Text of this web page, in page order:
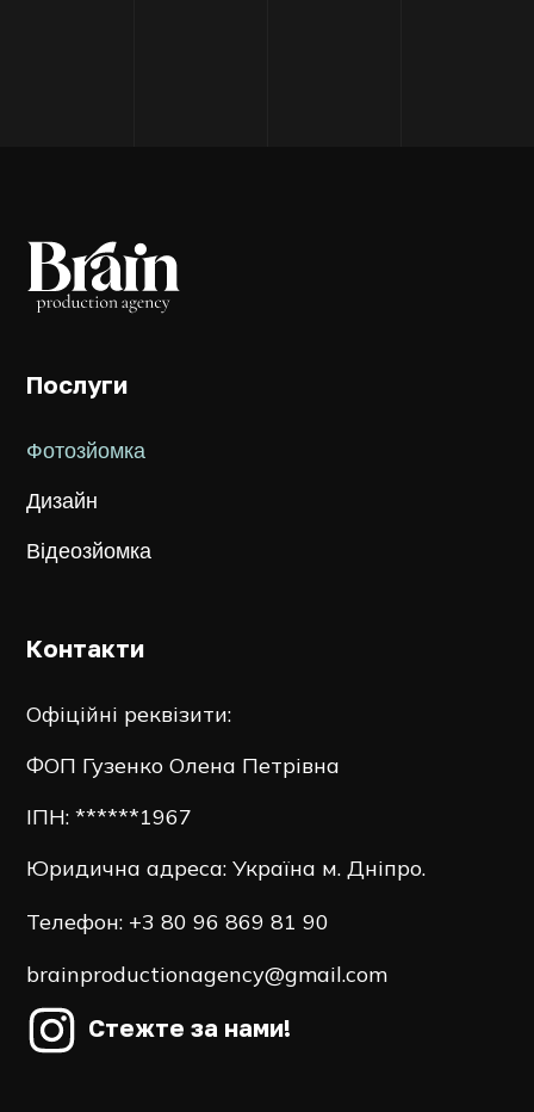
Послуги
Фотозйомка
Дизайн
Відеозйомка
Контакти
Офіційні реквізити:
ФОП Гузенко Олена Петрівна
ІПН: ******1967
Юридична адреса: Україна м. Дніпро.
Телефон: +3 80 96 869 81 90
brainproductionagency@gmail.com
Стежте за нами!